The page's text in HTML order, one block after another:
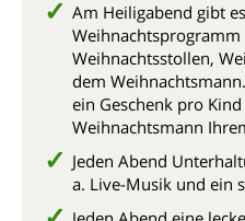
Am Heiligabend gibt
Weihnachtsstollen,
dem
ein Geschenk pro
Weihnachtsmann
Jeden Abend
a. Live-Musik und ein